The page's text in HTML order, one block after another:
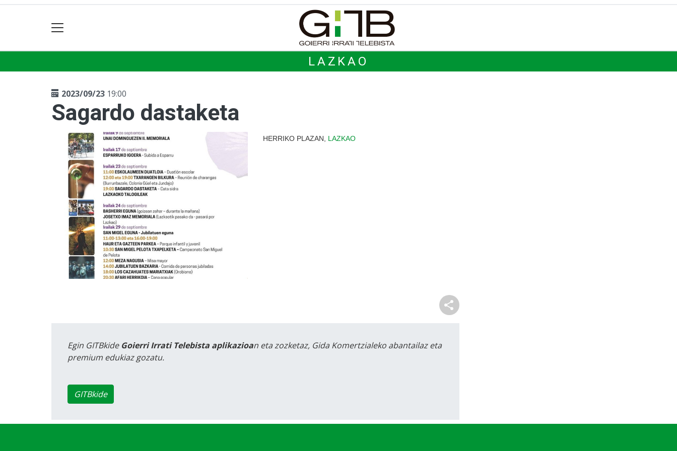
LAZKAO
2023/09/23 19:00
Sagardo dastaketa
HERRIKO PLAZAN, LAZKAO
Egin GITBkide Goierri Irrati Telebista aplikazioan eta zozketaz, Gida Komertzialeko abantailaz eta
premium edukiaz gozatu.
GITBkide